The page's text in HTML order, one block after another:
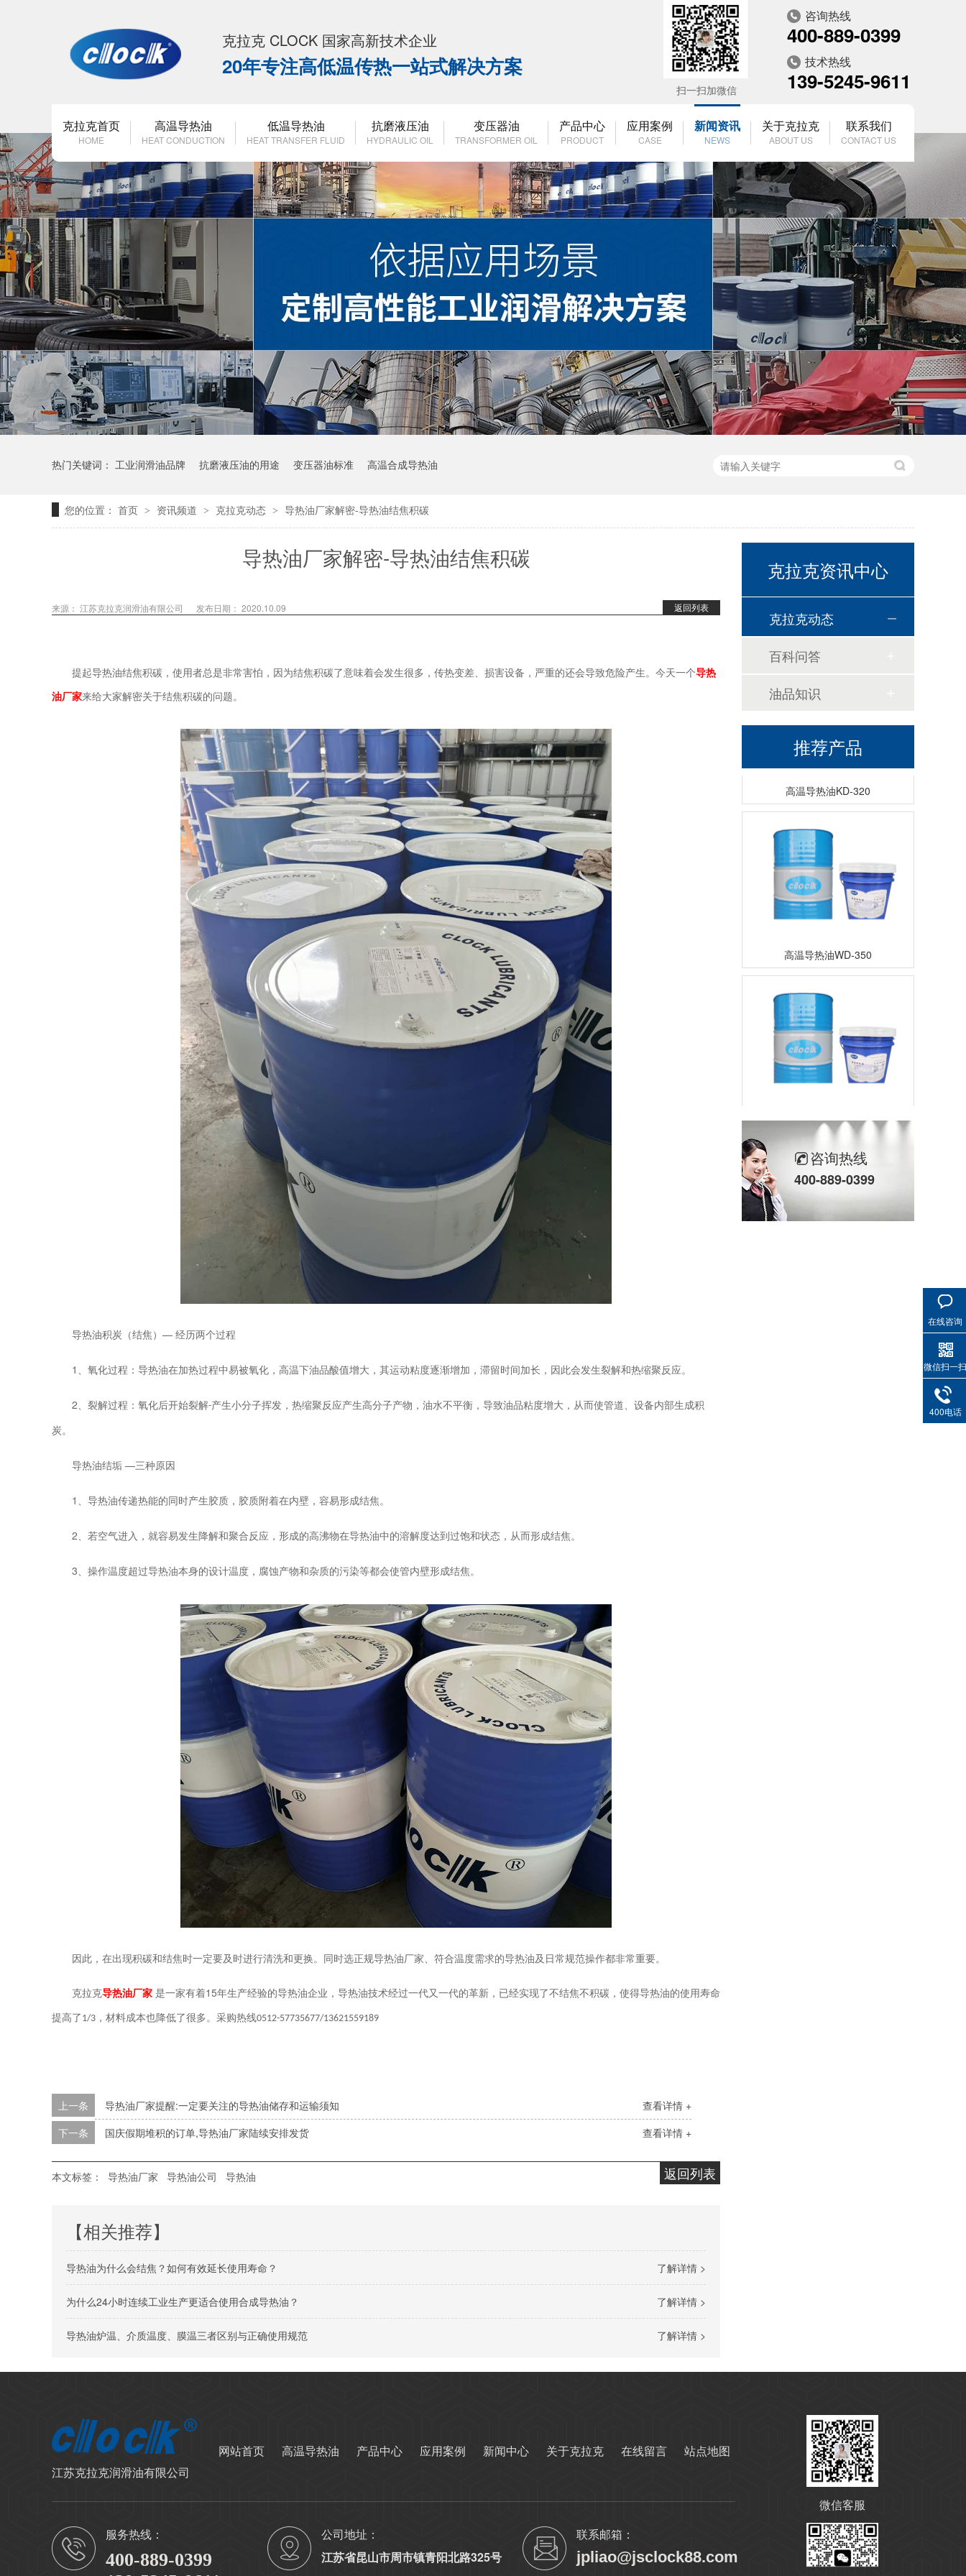
克拉克 CLOCK 国家高新技术企业
20年专注高低温传热一站式解决方案
咨询热线
400-889-0399
技术热线
139-5245-9611
扫一扫加微信
克拉克首页
HOME
高温导热油
HEAT CONDUCTION
低温导热油
HEAT TRANSFER FLUID
抗磨液压油
HYDRAULIC OIL
变压器油
TRANSFORMER OIL
产品中心
PRODUCT
应用案例
CASE
新闻资讯
NEWS
关于克拉克
ABOUT US
联系我们
CONTACT US
热门关键词： 工业润滑油品牌 抗磨液压油的用途 变压器油标准 高温合成导热油
您的位置： 首页 > 资讯频道 > 克拉克动态 > 导热油厂家解密-导热油结焦积碳
导热油厂家解密-导热油结焦积碳
返回列表
来源： 江苏克拉克润滑油有限公司 发布日期： 2020.10.09
提起导热油结焦积碳，使用者总是非常害怕，因为结焦积碳了意味着会发生很多，传热变差、损害设备，严重的还会导致危险产生。今天一个导热
油厂家来给大家解密关于结焦积碳的问题。
导热油积炭（结焦） — 经历两个过程
1 、氧化过程：导热油在加热过程中易被氧化，高温下油品酸值增大，其运动粘度逐渐增加，滞留时间加长，因此会发生裂解和热缩聚反应。
2 、裂解过程：氧化后开始裂解-产生小分子挥发，热缩聚反应产生高分子产物，油水不平衡，导致油品粘度增大，从而使管道、设备内部生成积
炭。
导热油结垢 —三种原因
1 、导热油传递热能的同时产生胶质，胶质附着在内壁，容易形成结焦。
2 、若空气进入，就容易发生降解和聚合反应，形成的高沸物在导热油中的溶解度达到过饱和状态，从而形成结焦。
3 、操作温度超过导热油本身的设计温度，腐蚀产物和杂质的污染等都会使管内壁形成结焦。
因此，在出现积碳和结焦时一定要及时进行清洗和更换。同时选正规导热油厂家、符合温度需求的导热油及日常规范操作都非常重要。
克拉克导热油厂家 是一家有着15年生产经验的导热油企业，导热油技术经过一代又一代的革新，已经实现了不结焦不积碳，使得导热油的使用寿命
提高了 1/3 ，材料成本也降低了很多。采购热线0512-57735677/13621559189
查看详情 +
上一条
导热油厂家提醒:一定要关注的导热油储存和运输须知
查看详情 +
下一条 国庆假期堆积的订单,导热油厂家陆续安排发货
返回列表
本文标签： 导热油厂家 导热油公司 导热油
【相关推荐】
了解详情 >
导热油为什么会结焦？如何有效延长使用寿命？
了解详情 >
为什么24小时连续工业生产更适合使用合成导热油？
了解详情 >
导热油炉温、介质温度、膜温三者区别与正确使用规范
克拉克资讯中心
克拉克动态
百科问答
油品知识
推荐产品
高温导热油WD-320
高温导热油KD-320
咨询热线
400-889-0399
江苏克拉克润滑油有限公司
网站首页 高温导热油 产品中心 应用案例 新闻中心 关于克拉克 在线留言 站点地图
服务热线：
400-889-0399
公司地址：
江苏省昆山市周市镇青阳北路325号
联系邮箱：
jpliao@jsclock88.com
微信客服
在线咨询
微信扫一扫
400电话